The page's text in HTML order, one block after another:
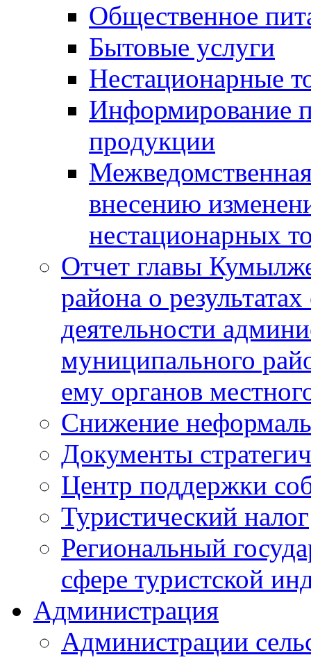
Общественное
Бытовые услуги
Нестационарные
Информирование
продукции
внесению
нестационарных
Отчет главы
района о
деятельности
муниципального
ему органов
Снижение
Документы
Центр поддержки
Туристический налог
Региональный
сфере туристской
Администрация
Администрации